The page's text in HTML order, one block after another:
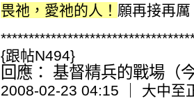
畏祂，愛祂的人！ 願再接再
{跟帖N494}
回應： 基督精兵的戰場（
2008-02-23 04:15 ｜ 大中至